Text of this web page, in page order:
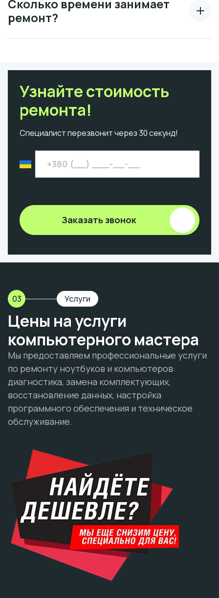
Сколько времени занимает
ремонт?
Узнайте стоимость
ремонта!
Специалист перезвонит через 30 секунд!
Заказать звонок
03 Услуги
Цены на услуги
компьютерного мастера
Мы предоставляем профессиональные услуги
по ремонту ноутбуков и компьютеров:
диагностика, замена комплектующих,
восстановление данных, настройка
программного обеспечения и техническое
обслуживание.